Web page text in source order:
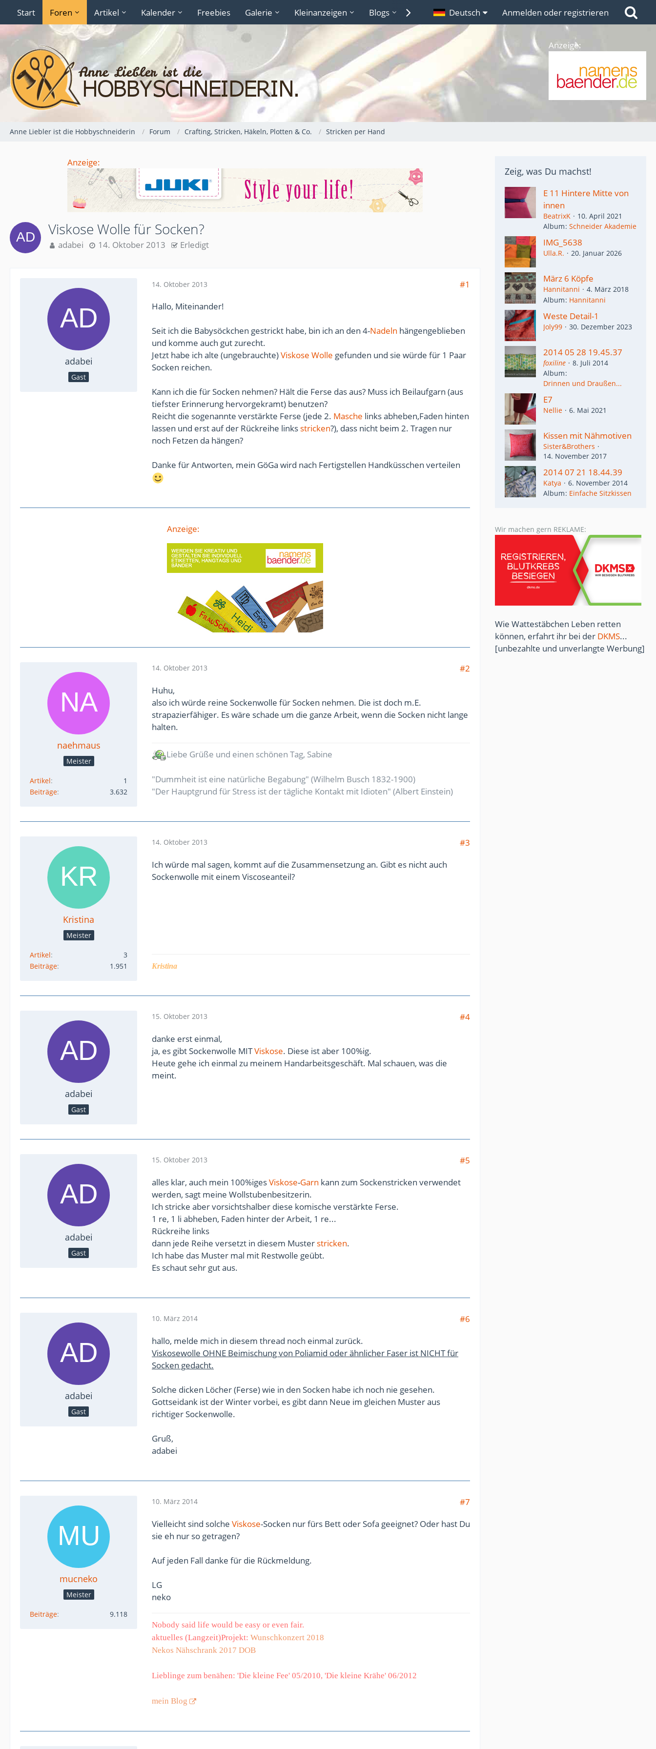
Start Foren Artikel Kalender Freebies Galerie Kleinanzeigen Blogs Lexikon Links
Deutsch Anmelden oder registrieren
Anzeige:
Anne Liebler ist die Hobbyschneiderin Forum Crafting, Stricken, Häkeln, Plotten & Co. Stricken per Hand
Anzeige:
Viskose Wolle für Socken?
adabei 14. Oktober 2013 Erledigt
adabei
Gast
14. Oktober 2013
#1
Hallo, Miteinander!
Seit ich die Babysöckchen gestrickt habe, bin ich an den 4-Nadeln hängengeblieben
und komme auch gut zurecht.
Jetzt habe ich alte (ungebrauchte)Viskose Wolle gefunden und sie würde für 1 Paar
Socken reichen.
Kann ich die für Socken nehmen? Hält die Ferse das aus? Muss ich Beilaufgarn (aus
tiefster Erinnerung hervorgekramt) benutzen?
Reicht die sogenannte verstärkte Ferse (jede 2. Masche links abheben,Faden hinten
lassen und erst auf der Rückreihe links stricken?), dass nicht beim 2. Tragen nur
noch Fetzen da hängen?
Danke für Antworten, mein GöGa wird nach Fertigstellen Handküsschen verteilen
Anzeige:
naehmaus
Meister
Artikel
1
Beiträge
3.632
14. Oktober 2013
#2
Huhu,
also ich würde reine Sockenwolle für Socken nehmen. Die ist doch m.E.
strapazierfähiger. Es wäre schade um die ganze Arbeit, wenn die Socken nicht lange
halten.
Liebe Grüße und einen schönen Tag, Sabine
"Dummheit ist eine natürliche Begabung" (Wilhelm Busch 1832-1900)
"Der Hauptgrund für Stress ist der tägliche Kontakt mit Idioten" (Albert Einstein)
Kristina
Meister
Artikel
3
Beiträge
1.951
14. Oktober 2013
#3
Ich würde mal sagen, kommt auf die Zusammensetzung an. Gibt es nicht auch
Sockenwolle mit einem Viscoseanteil?
Kristina
adabei
Gast
15. Oktober 2013
#4
danke erst einmal,
ja, es gibt Sockenwolle MITViskose. Diese ist aber 100%ig.
Heute gehe ich einmal zu meinem Handarbeitsgeschäft. Mal schauen, was die
meint.
adabei
Gast
15. Oktober 2013
#5
alles klar, auch mein 100%igesViskose-Garn kann zum Sockenstricken verwendet
werden, sagt meine Wollstubenbesitzerin.
Ich stricke aber vorsichtshalber diese komische verstärkte Ferse.
1 re, 1 li abheben, Faden hinter der Arbeit, 1 re...
Rückreihe links
dann jede Reihe versetzt in diesem Muster stricken.
Ich habe das Muster mal mit Restwolle geübt.
Es schaut sehr gut aus.
adabei
Gast
10. März 2014
#6
hallo, melde mich in diesem thread noch einmal zurück.
Viskosewolle OHNE Beimischung von Poliamid oder ähnlicher Faser ist NICHT für
Socken gedacht.
Solche dicken Löcher (Ferse) wie in den Socken habe ich noch nie gesehen.
Gottseidank ist der Winter vorbei, es gibt dann Neue im gleichen Muster aus
richtiger Sockenwolle.
Gruß,
adabei
mucneko
Meister
Beiträge 9.118
10. März 2014
#7
Vielleicht sind solche Viskose-Socken nur fürs Bett oder Sofa geeignet? Oder hast Du
sie eh nur so getragen?
Auf jeden Fall danke für die Rückmeldung.
LG
neko
Nobody said life would be easy or even fair.
aktuelles (Langzeit)Projekt: Wunschkonzert 2018
Nekos Nähschrank 2017 DOB
Lieblinge zum benähen: 'Die kleine Fee' 05/2010, 'Die kleine Krähe' 06/2012
mein Blog
Zeig, was Du machst!
E 11 Hintere Mitte von
innen
BeatrixK
10. April 2021
Album Schneider Akademie
IMG_5638
Ulla.R. 20. Januar 2026
März 6 Köpfe
Hannitanni
4. März 2018
Album Hannitanni
Weste Detail-1
Joly99 30. Dezember 2023
2014 05 28 19.45.37
foxiline
8. Juli 2014
Album
Drinnen und Draußen...
E7
Nellie 6. Mai 2021
Kissen mit Nähmotiven
Sister&Brothers
14. November 2017
2014 07 21 18.44.39
Katya
6. November 2014
Album Einfache Sitzkissen
Wir machen gern REKLAME:
Wie Wattestäbchen Leben retten
können, erfahrt ihr bei der DKMS...
[unbezahlte und unverlangte Werbung]